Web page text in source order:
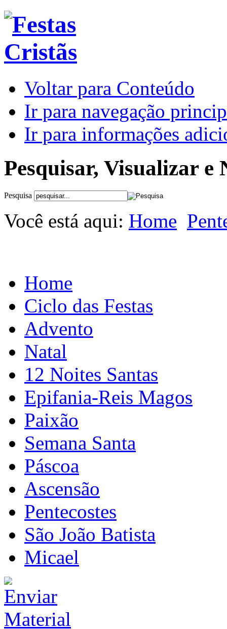
Voltar para Conteúdo
Ir para navegação
Ir para informações
Pesquisar, Visualizar e
Pesquisa
Você está aqui: Home
Home
Ciclo das Festas
Advento
Natal
12 Noites Santas
Epifania-Reis Magos
Paixão
Semana Santa
Páscoa
Ascensão
Pentecostes
São João Batista
Micael